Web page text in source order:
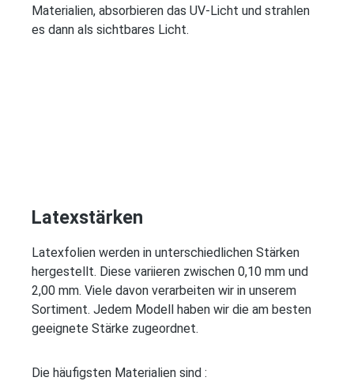
Materialien, absorbieren das UV-Licht und strahlen
es dann als sichtbares Licht.
Latexstärken
Latexfolien werden in unterschiedlichen Stärken
hergestellt. Diese variieren zwischen 0,10 mm und
2,00 mm. Viele davon verarbeiten wir in unserem
Sortiment. Jedem Modell haben wir die am besten
geeignete Stärke zugeordnet.
Die häufigsten Materialien sind :